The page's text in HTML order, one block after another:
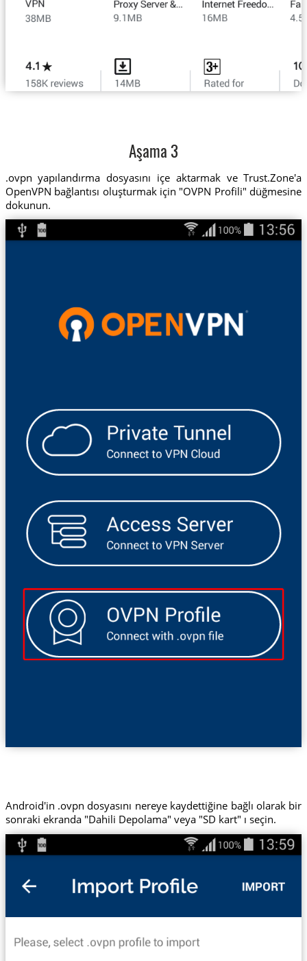
Aşama 3
.ovpn yapılandırma dosyasını içe aktarmak ve Trust.Zone'a
OpenVPN bağlantısı oluşturmak için "OVPN Profili" düğmesine
dokunun.
Android'in .ovpn dosyasını nereye kaydettiğine bağlı olarak bir
sonraki ekranda "Dahili Depolama" veya "SD kart" ı seçin.